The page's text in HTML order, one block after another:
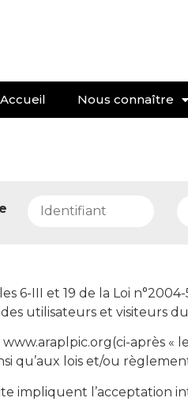
Accueil Nous connaître
6-III et 19 de la Loi
des utilisateurs et visiteurs
www.araplpic.org(ci-après
qu’aux lois et/ou
impliquent